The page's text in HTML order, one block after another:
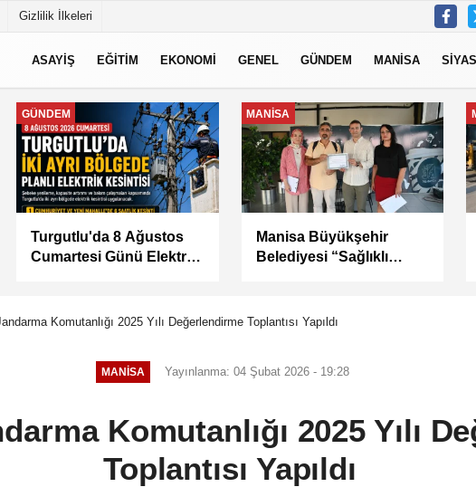
Gizlilik İlkeleri
ASAYİŞ EĞİTİM EKONOMİ GENEL GÜNDEM MANİSA
MANİSA
KÜÇÜK SANAYİ
SİTESİ'NİN SORUNLARI
MANİSA
Kula Seyitali
Mahallesi’nde Sıcak
Komutanlığı 2025 Yılı Değerlendirme Toplantısı Yapıldı
MANİSA Yayınlanma: 04 Şubat 2026 - 19:28
Komutanlığı 2025 Yılı
Toplantısı Yapıldı